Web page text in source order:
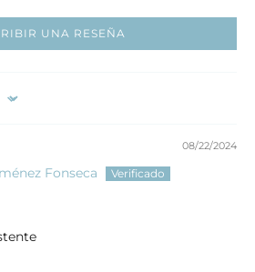
UNA RESEÑA
08/22/2024
Fonseca